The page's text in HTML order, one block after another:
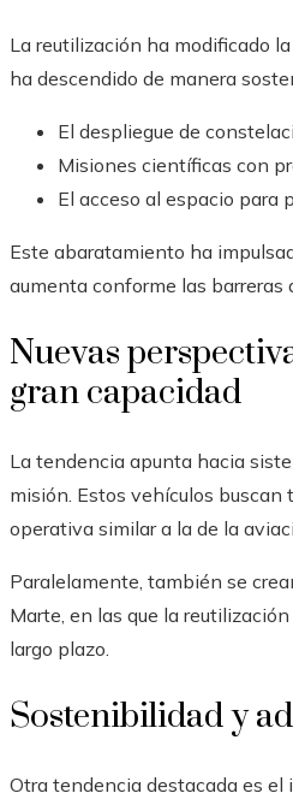
La reutilización ha modificado
ha descendido de manera
El despliegue de
Misiones científicas con
El acceso al espacio para
Este abaratamiento ha
aumenta conforme las barreras
Nuevas
gran capacidad
La tendencia apunta hacia
misión. Estos vehículos buscan
operativa similar a la de la
Paralelamente, también se
Marte, en las que la
largo plazo.
Sostenibilidad y
Otra tendencia destacada es